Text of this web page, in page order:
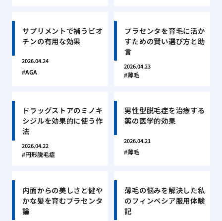
サプリメントで補うビオ
チンの有用な効果
2026.04.24
AGA
プラセンタを育毛に活か
すための賢い選び方と助
言
2026.04.23
薄毛
ドラッグストアのミノキ
シジルを効果的に使う作
法
2026.04.22
円形脱毛症
男性型脱毛症を治療する
薬の医学的効果
2026.04.21
薄毛
内面からの美しさと健や
かな髪を育むプラセンタ
論
薄毛の悩みを解決した私
のフィンペシア服用体験
記